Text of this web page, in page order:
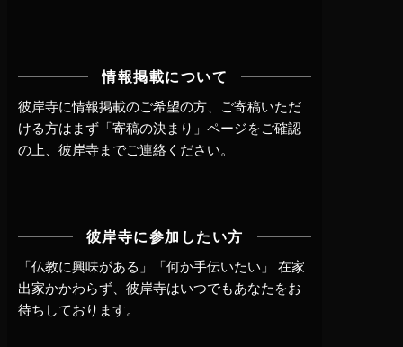
情報掲載について
彼岸寺に情報掲載のご希望の方、ご寄稿いただ
ける方はまず 「寄稿の決まり」ページをご確認
の上、 彼岸寺までご連絡 ください。
彼岸寺に参加したい方
「仏教に興味がある」「何か手伝いたい」 在家
出家かかわらず、 彼岸寺はいつでもあなたをお
待ちしております。